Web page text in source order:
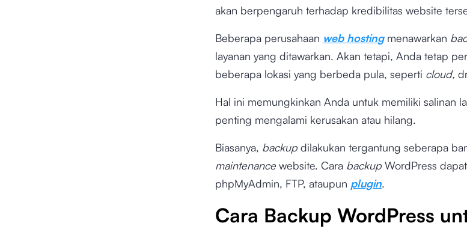
akan berpengaruh terhadap kredibilitas website
Beberapa perusahaan web hostingmenawarkan
layanan yang ditawarkan. Akan tetapi, Anda tetap
beberapa lokasi yang berbeda pula, seperti cloud,
Hal ini memungkinkan Anda untuk memiliki salinan
penting mengalami kerusakan atau hilang.
Biasanya, backupdilakukan tergantung seberapa
maintenancewebsite. Cara backupWordPress
phpMyAdmin, FTP, ataupun plugin.
Cara Backup WordPress